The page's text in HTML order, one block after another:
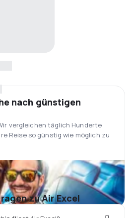
nach günstigen
vergleichen täglich Hunderte
Reise so günstig wie möglich zu
zu Air Excel